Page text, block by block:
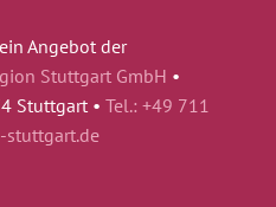
Angebot der
Stuttgart GmbH •
Stuttgart • Tel.: +49 711